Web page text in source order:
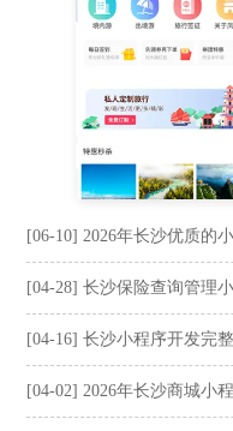
[06-10] 2026年长沙优质的
[04-28] 长沙保险查询管理
[04-16] 长沙小程序开发完
[04-02] 2026年长沙商城小